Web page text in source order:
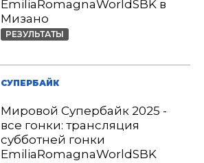
EmiliaRomagnaWorldSBK в
Мизано
РЕЗУЛЬТАТЫ
СУПЕРБАЙК
Мировой Супербайк 2025 -
все гонки: трансляция
субботней гонки
EmiliaRomagnaWorldSBK